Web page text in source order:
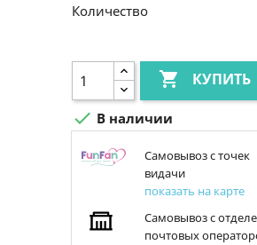
Количество
 КУПИТЬ
 В наличии
Самовывоз с точек
видачи
показать на карте
Самовывоз с
почтовых